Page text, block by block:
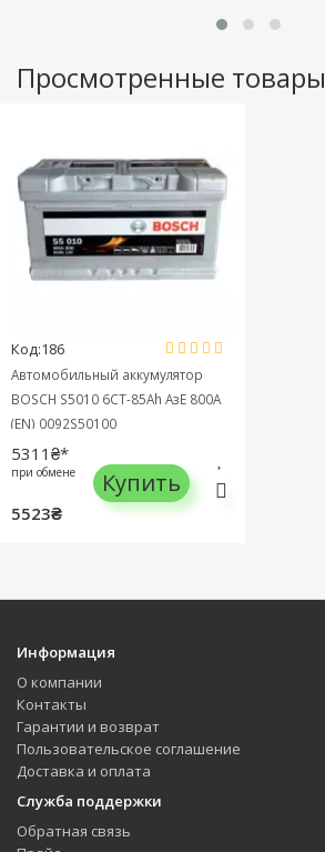
Просмотренные товары
Код:186
Автомобильный аккумулятор
BOSCH S5010 6СТ-85Ah АзЕ 800A
(EN) 0092S50100
5311₴*
при обмене
5523₴
Купить
Информация
О компании
Контакты
Гарантии и возврат
Пользовательское соглашение
Доставка и оплата
Служба поддержки
Обратная связь